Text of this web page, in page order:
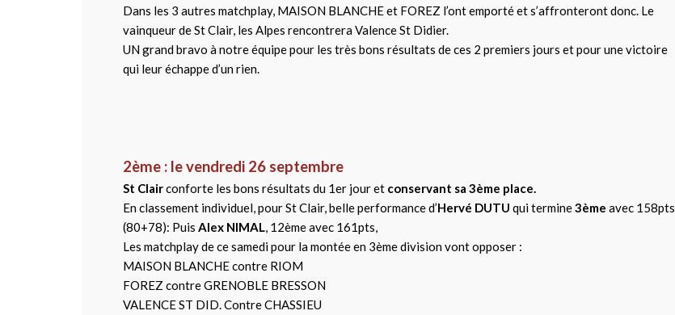
Dans les 3 autres matchplay, MAISON BLANCHE et FOREZ l’ont emporté et s’affronteront donc. Le
vainqueur de St Clair, les Alpes rencontrera Valence St Didier.
UN grand bravo à notre équipe pour les très bons résultats de ces 2 premiers jours et pour une victoire
qui leur échappe d’un rien.
2ème : le vendredi 26 septembre
St Clairconforte les bons résultats du 1er jour et conservant sa 3ème place.
En classement individuel, pour St Clair, belle performance d’Hervé DUTU qui termine3ème avec 158pts
(80+78): Puis Alex NIMAL, 12ème avec 161pts,
Les matchplay de ce samedi pour la montée en 3ème division vont opposer :
MAISON BLANCHE contre RIOM
FOREZ contre GRENOBLE BRESSON
VALENCE ST DID. Contre CHASSIEU